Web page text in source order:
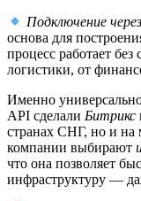
Подключение
основа для
процесс работает
логистики, от
Именно
API сделали Битрикс
странах СНГ, но и
компании выбирают
что она позволяет
инфраструктуру —